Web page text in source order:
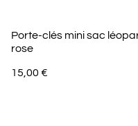
Porte-clés mini sac
rose
15,00 €